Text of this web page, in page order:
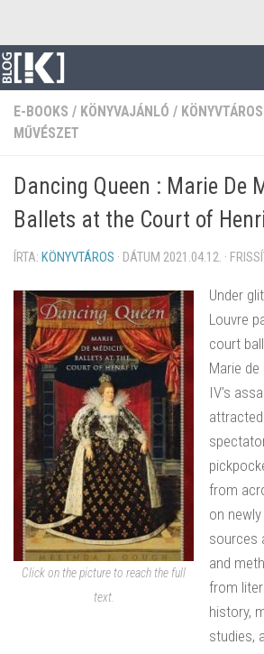
E-BOOKS / KÖNYVAJÁNLÓ /
MŰVÉSZET
Dancing Queen : Marie De
Ballets at the Court of
ÍRTA: KÖNYVTÁROS · DÁTUM 2021.04.12. ·
Click on the picture to reach the full
text.
Under
Louvre
court
Marie
IV’s
from
on
sources
and
from
history,
studies,